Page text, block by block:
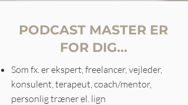
PODCAST MASTER ER
FOR DIG...
Som fx. er ekspert, freelancer, vejleder,
konsulent, terapeut, coach/mentor,
personlig træner el. lign